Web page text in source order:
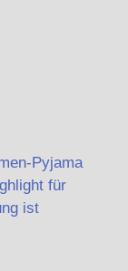
Pyjama
für
ist